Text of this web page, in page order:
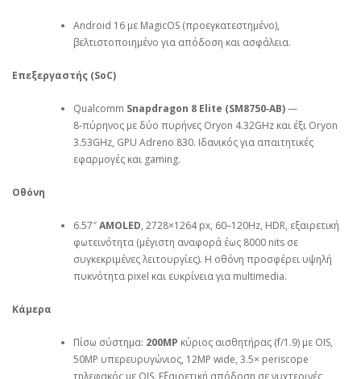
Android 16 με MagicOS (προεγκατεστημένο),
βελτιστοποιημένο για απόδοση και ασφάλεια.
Επεξεργαστής (SoC)
Qualcomm Snapdragon 8 Elite (SM8750‑AB)—
8‑πύρηνος με δύο πυρήνες Oryon 4.32GHz και έξι Oryon
3.53GHz, GPU Adreno 830. Ιδανικός για απαιτητικές
εφαρμογές και gaming.
Οθόνη
6.57″AMOLED, 2728×1264 px, 60–120Hz, HDR, εξαιρετική
φωτεινότητα (μέγιστη αναφορά έως 8000 nits σε
συγκεκριμένες λειτουργίες). Η οθόνη προσφέρει υψηλή
πυκνότητα pixel και ευκρίνεια για multimedia.
Κάμερα
Πίσω σύστημα: 200MP κύριος αισθητήρας (f/1.9) με OIS,
50MP υπερευρυγώνιος, 12MP wide, 3.5× periscope
τηλεφακός με OIS. Εξαιρετική απόδοση σε νυχτερινές